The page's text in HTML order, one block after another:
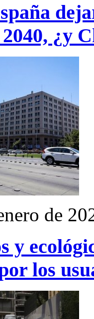
¿y
de
y
los